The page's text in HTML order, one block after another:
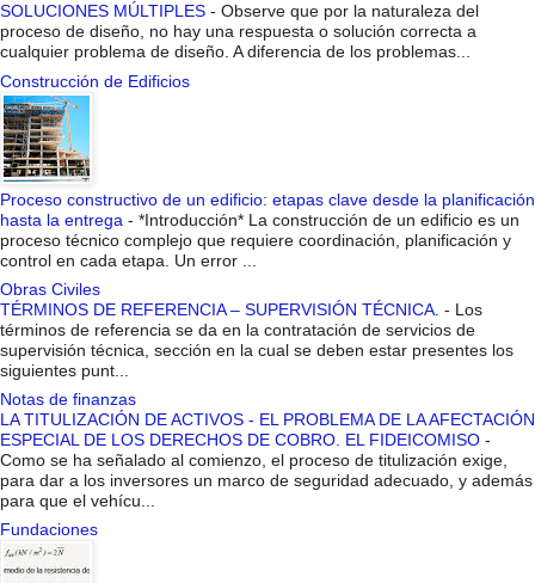
SOLUCIONES MÚLTIPLES - Observe que por la naturaleza del
proceso de diseño, no hay una respuesta o solución correcta a
cualquier problema de diseño. A diferencia de los problemas...
Construcción de Edificios
Proceso constructivo de un edificio: etapas clave desde la planificación
hasta la entrega - *Introducción* La construcción de un edificio es un
proceso técnico complejo que requiere coordinación, planificación y
control en cada etapa. Un error ...
Obras Civiles
TÉRMINOS DE REFERENCIA – SUPERVISIÓN TÉCNICA. - Los
términos de referencia se da en la contratación de servicios de
supervisión técnica, sección en la cual se deben estar presentes los
siguientes punt...
Notas de finanzas
LA TITULIZACIÓN DE ACTIVOS - EL PROBLEMA DE LA AFECTACIÓN
ESPECIAL DE LOS DERECHOS DE COBRO. EL FIDEICOMISO -
Como se ha señalado al comienzo, el proceso de titulización exige,
para dar a los inversores un marco de seguridad adecuado, y además
para que el vehícu...
Fundaciones